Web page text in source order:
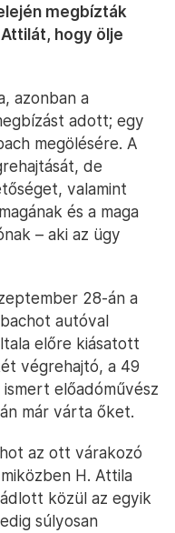
megbízták
hogy ölje
azonban a
adott; egy
megölésére. A
de
valamint
és a maga
– aki az ügy
28-án a
autóval
előre kiásatott
végrehajtó, a 49
ismert előadóművész
már várta őket.
az ott várakozó
H. Attila
közül az egyik
súlyosan